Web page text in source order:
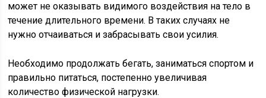
может не оказывать видимого воздействия на тело в
течение длительного времени. В таких случаях не
нужно отчаиваться и забрасывать свои усилия.
Необходимо продолжать бегать, заниматься спортом и
правильно питаться, постепенно увеличивая
количество физической нагрузки.